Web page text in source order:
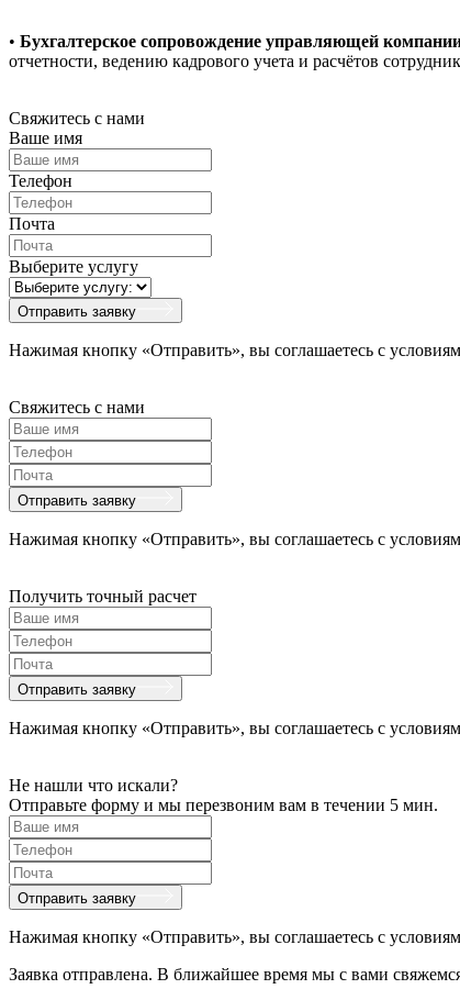
• Бухгалтерское сопровождение управляющей
отчетности, ведению кадрового учета и расчётов
Свяжитесь с нами
Ваше имя
Телефон
Почта
Выберите услугу
Отправить заявку
Нажимая кнопку «Отправить», вы соглашаетесь с
Свяжитесь с нами
Отправить заявку
Нажимая кнопку «Отправить», вы соглашаетесь с
Получить точный расчет
Отправить заявку
Нажимая кнопку «Отправить», вы соглашаетесь с
Не нашли что искали?
Отправьте форму и мы перезвоним вам в течении 5 мин.
Отправить заявку
Нажимая кнопку «Отправить», вы соглашаетесь с
Заявка отправлена. В ближайшее время мы с вами